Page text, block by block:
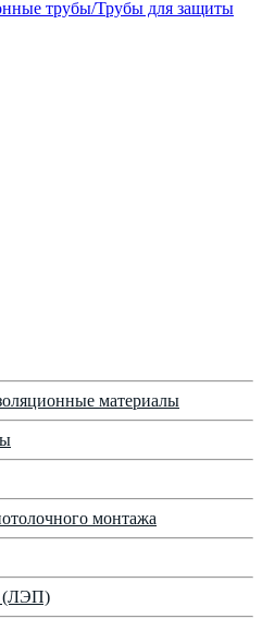
трубы/Трубы для защиты
материалы
монтажа
(ЛЭП)